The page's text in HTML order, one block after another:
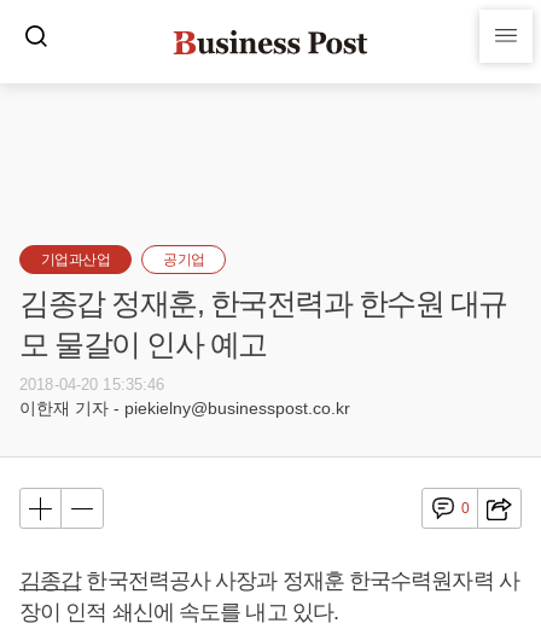
기업과산업 공기업
김종갑 정재훈, 한국전력과 한수원 대규
모 물갈이 인사 예고
2018-04-20 15:35:46
이한재 기자 - piekielny@businesspost.co.kr
0
김종갑한국전력공사 사장과 정재훈 한국수력원자력 사
장이 인적 쇄신에 속도를 내고 있다.